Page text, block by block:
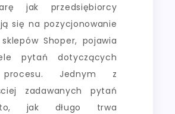
jak przedsiębiorcy
się na pozycjonowanie
Shoper, pojawia
pytań dotyczących
Jednym z
zadawanych pytań
jak długo trwa